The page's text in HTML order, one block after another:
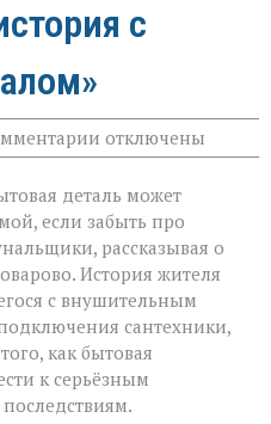
с
к
записи
как
повод
долга:
коммунальная
история
с
серьёзным
финалом»
отключены
деталь может
если забыть про
рассказывая о
История жителя
с внушительным
сантехники,
как бытовая
к серьёзным